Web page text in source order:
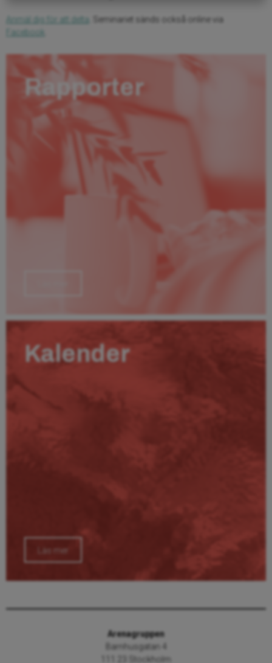
Anmäl dig för att delta . Seminariet sänds också online via
Facebook
Rapporter
Kalender
Läs mer
Arenagruppen
Barnhusgatan 4
111 23 Stockholm